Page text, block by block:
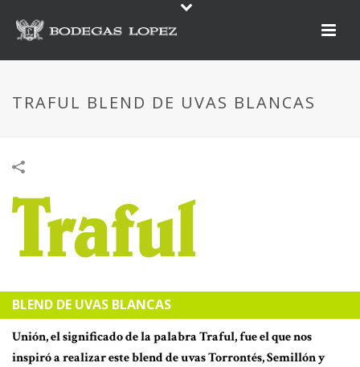
TRAFUL BLEND DE UVAS BLANCAS
BLEND DE UVAS BLANCAS
Unión, el significado de la palabra Traful, fue el que nos
inspiró a realizar este blend de uvas Torrontés, Semillón y